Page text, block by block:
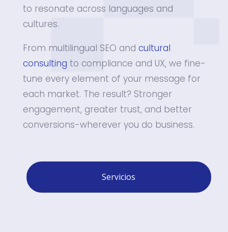
to resonate across languages and
cultures.
From multilingual SEO and cultural
consulting to compliance and UX, we fine-
tune every element of your message for
each market. The result? Stronger
engagement, greater trust, and better
conversions-wherever you do business.
Servicios